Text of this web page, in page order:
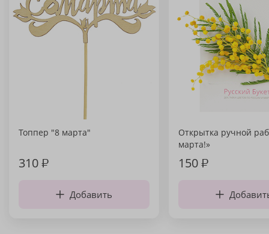
Топпер "8 марта"
310₽
Добавить
Открытка ручной
марта!»
150₽